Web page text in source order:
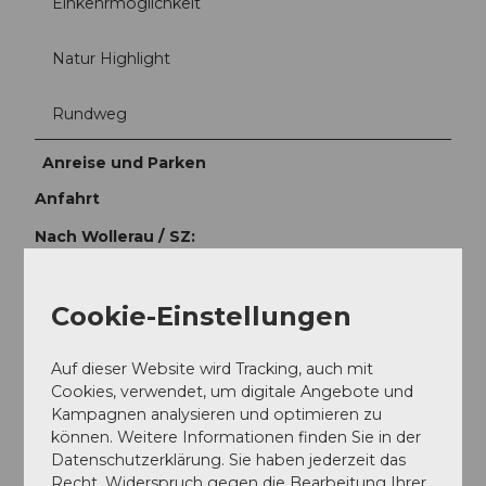
Natur Highlight
Rundweg
Anreise und Parken
Anfahrt
Nach Wollerau / SZ:
RoosparkplatzWollerau direkt bei der
Autobahnausfahrt
Im Dorf Wollerau(kostenpflichtig)
Cookie-Einstellungen
Auf dieser Website wird Tracking, auch mit
Cookies, verwendet, um digitale Angebote und
Kampagnen analysieren und optimieren zu
können. Weitere Informationen finden Sie in der
Datenschutzerklärung. Sie haben jederzeit das